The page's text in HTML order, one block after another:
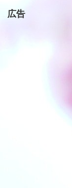
広告